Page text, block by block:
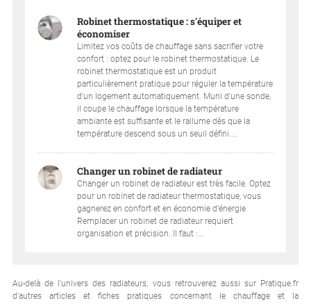
Robinet thermostatique : s'équiper et
économiser
Limitez vos coûts de chauffage sans sacrifier votre
confort : optez pour le robinet thermostatique. Le
robinet thermostatique est un produit
particulièrement pratique pour réguler la température
d'un logement automatiquement. Muni d'une sonde,
il coupe le chauffage lorsque la température
ambiante est suffisante et le rallume dès que la
température descend sous un seuil défini....
Changer un robinet de radiateur
Changer un robinet de radiateur est très facile. Optez
pour un robinet de radiateur thermostatique, vous
gagnerez en confort et en économie d’énergie
Remplacer un robinet de radiateur requiert
organisation et précision. Il faut :...
Au-delà de l'univers des radiateurs, vous retrouverez aussi sur Pratique.fr
d'autres articles et fiches pratiques concernant le chauffage et la